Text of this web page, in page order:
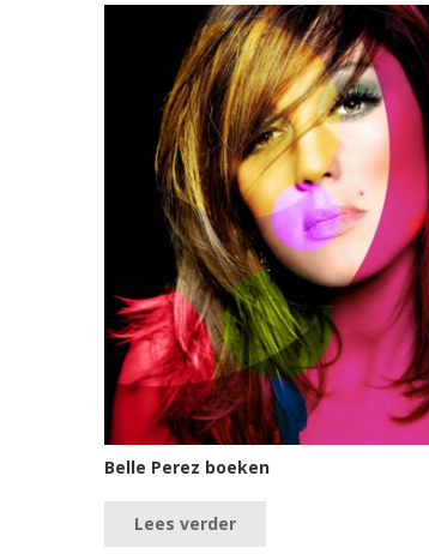
Belle Perez boeken
Lees verder